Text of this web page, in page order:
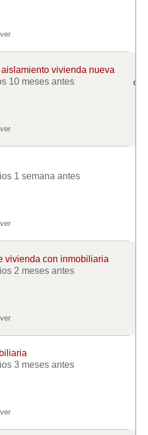
vivienda nueva
10 meses antes
1 semana antes
vivienda con inmobiliaria
2 meses antes
3 meses antes